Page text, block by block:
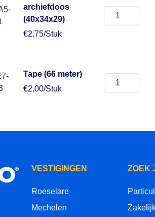
archiefdoos
(40x34x29)
€2,75/Stuk
Tape (66 meter)
€2,00/Stuk
VESTIGINGEN
Roeselare
Mechelen
ZOEK